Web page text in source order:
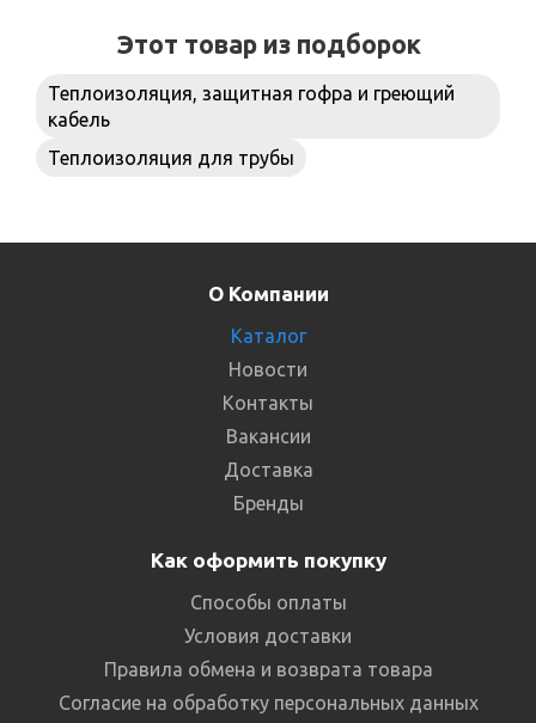
Этот товар из подборок
Теплоизоляция, защитная гофра и греющий
кабель
Теплоизоляция для трубы
О Компании
Каталог
Новости
Контакты
Вакансии
Доставка
Бренды
Как оформить покупку
Способы оплаты
Условия доставки
Правила обмена и возврата товара
Согласие на обработку персональных данных